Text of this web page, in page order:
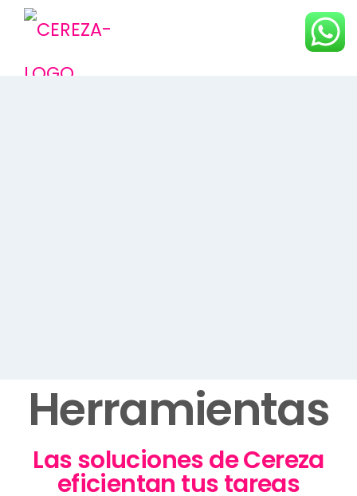
Herramientas
Las soluciones de Cereza
eficientan tus tareas